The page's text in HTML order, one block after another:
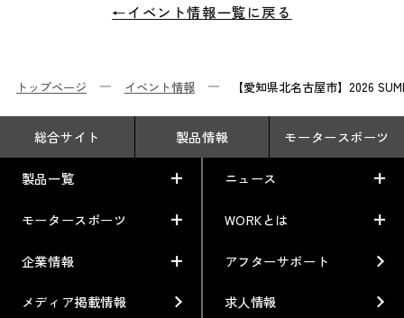
←イベント情報一覧に戻る
トップページ イベント情報 【愛知県北名古屋市】2026
総合サイト 製品情報 モータースポーツ
製品一覧
製品一覧
車から検索
利用条件／注意事項
ニュース
ニュース
お知らせ
イベント情報
モータースポーツ
モータースポーツ
レーシング特集
WORKとは
WORKとは
テクノロジー
企業情報
企業情報
アフターサポート
メディア掲載情報 求人情報